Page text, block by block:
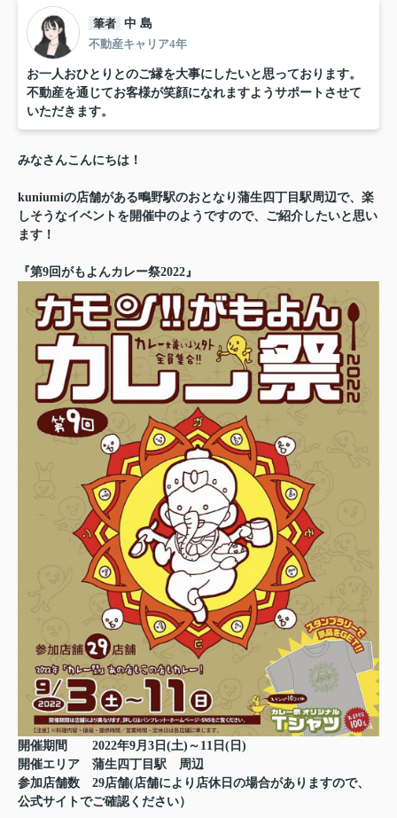
筆者 中 島
不動産キャリア4年
お一人おひとりとのご縁を大事にしたいと思っております。
不動産を通じてお客様が笑顔になれますようサポートさせて
いただきます。
みなさんこんにちは！
kuniumiの店舗がある鴫野駅のおとなり蒲生四丁目駅周辺で、楽
しそうなイベントを開催中のようですので、ご紹介したいと思い
ます！
『第9回がもよんカレー祭2022』
開催期間
2022年9月3日(土)～11日(日)
開催エリア 蒲生四丁目駅 周辺
参加店舗数 29店舗(店舗により店休日の場合がありますので、
公式サイトでご確認ください）